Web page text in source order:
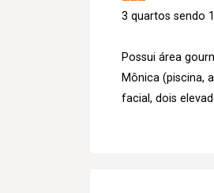
3 quartos sendo
Possui área
Mônica (piscina,
facial, dois